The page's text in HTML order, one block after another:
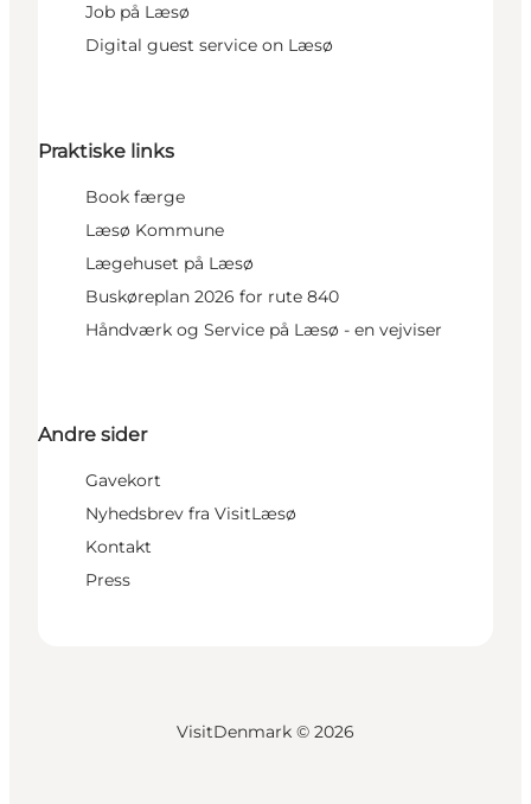
Job på Læsø
Digital guest service on Læsø
Praktiske links
Book færge
Læsø Kommune
Lægehuset på Læsø
Buskøreplan 2026 for rute 840
Håndværk og Service på Læsø - en vejviser
Andre sider
Gavekort
Nyhedsbrev fra VisitLæsø
Kontakt
Press
VisitDenmark © 2026